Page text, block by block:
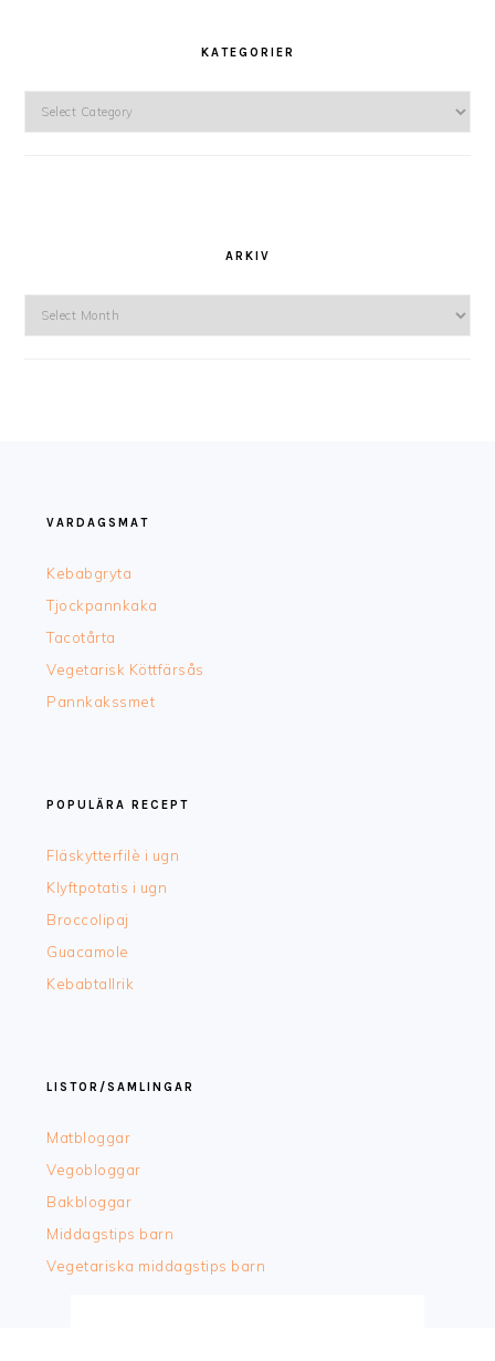
KATEGORIER
Kategorier
ARKIV
Arkiv
VARDAGSMAT
Kebabgryta
Tjockpannkaka
Tacotårta
Vegetarisk Köttfärsås
Pannkakssmet
POPULÄRA RECEPT
Fläskytterfilè i ugn
Klyftpotatis i ugn
Broccolipaj
Guacamole
Kebabtallrik
LISTOR/SAMLINGAR
Matbloggar
Vegobloggar
Bakbloggar
Middagstips barn
Vegetariska middagstips barn